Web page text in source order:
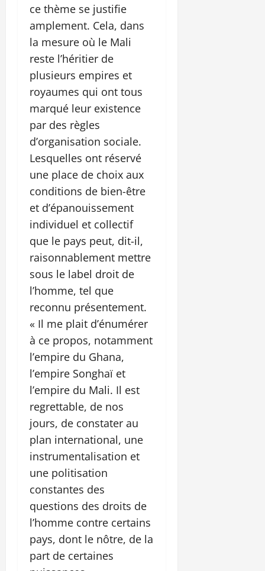
ce thème se justifie
amplement. Cela, dans
la mesure où le Mali
reste l’héritier de
plusieurs empires et
royaumes qui ont tous
marqué leur existence
par des règles
d’organisation sociale.
Lesquelles ont réservé
une place de choix aux
conditions de bien-être
et d’épanouissement
individuel et collectif
que le pays peut, dit-il,
raisonnablement mettre
sous le label droit de
l’homme, tel que
reconnu présentement.
« Il me plait d’énumérer
à ce propos, notamment
l’empire du Ghana,
l’empire Songhaï et
l’empire du Mali. Il est
regrettable, de nos
jours, de constater au
plan international, une
instrumentalisation et
une politisation
constantes des
questions des droits de
l’homme contre certains
pays, dont le nôtre, de la
part de certaines